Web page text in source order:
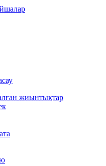
жиынтықтар